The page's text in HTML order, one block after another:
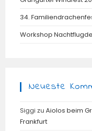
34.
Workshop
Neueste
Siggi zuAiolos beim
Frankfurt